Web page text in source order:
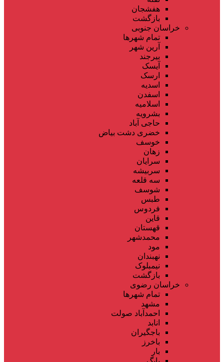
هفشجان
بازگشت
خراسان جنوبی
تمام شهر‌ها
آرین شهر
بیرجند
آیسک
ارسک
اسدیه
اسفدن
اسلامیه
بشرویه
حاجی آباد
خضری دشت بیاض
خوسف
زهان
سرایان
سربیشه
سه قلعه
شوسف
طبس
فردوس
قاین
قهستان
محمدشهر
مود
نهبندان
نیمبلوک
بازگشت
خراسان رضوی
تمام شهر‌ها
مشهد
احمدآباد صولت
انابد
باجگیران
باخرز
بار